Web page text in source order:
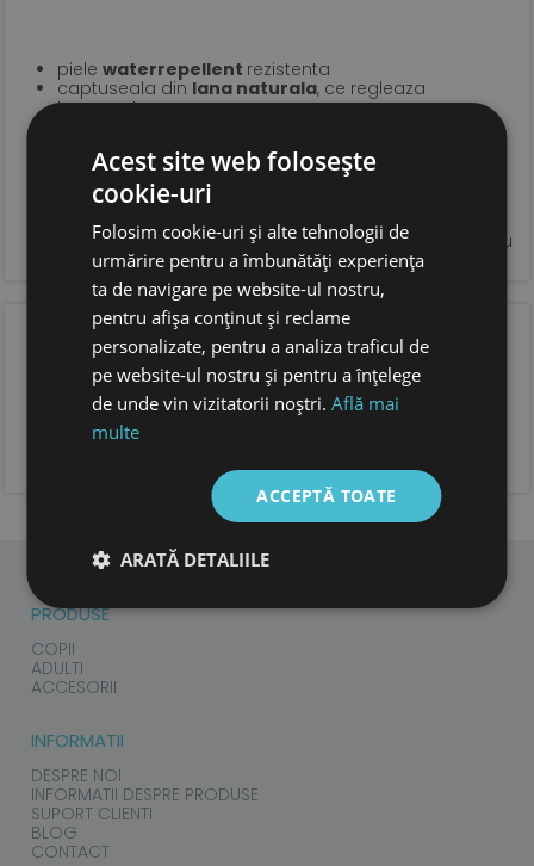
pielewaterrepellent rezistenta
captuseala din lana naturala, ce regleaza
temperatura
pentru izolatie si confort
termic optmim
extrem de usoare
talpa foarte flexibila, anti derapanta
sistem de inchidere tip velcro pentru o fixare optima
si incaltare usoara
forma anatomica pentru copii, cu extra spatiu pentru
degetele.
OPINIA CLIENTILOR
PRODUSE
COPII
ADULTI
ACCESORII
INFORMATII
DESPRE NOI
INFORMATII DESPRE PRODUSE
SUPORT CLIENTI
BLOG
CONTACT
Acest site web folosește
cookie-uri
Folosim cookie-uri și alte tehnologii de
urmărire pentru a îmbunătăți experiența
ta de navigare pe website-ul nostru,
pentru afișa conținut și reclame
personalizate, pentru a analiza traficul de
pe website-ul nostru și pentru a înțelege
de unde vin vizitatorii noștri.Află mai
multe
ACCEPTĂ TOATE
ARATĂ DETALIILE